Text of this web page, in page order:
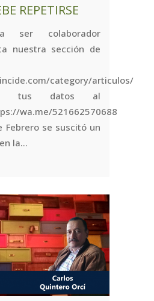
REPETIRSE
ser colaborador
nuestra sección de
category/articulos/
tus datos al
wa.me/521662570688
Febrero se suscitó un
la...